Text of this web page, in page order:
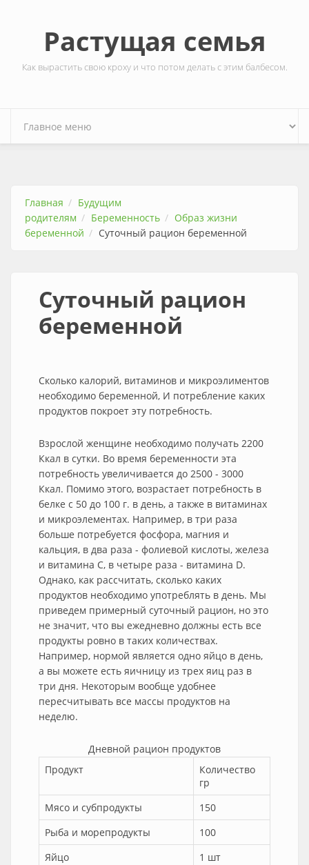
Растущая семья
Как вырастить свою кроху и что потом делать с этим балбесом.
Главная
Будущим
родителям
Беременность
Образ жизни
беременной
Суточный рацион беременной
Суточный рацион
беременной
Сколько калорий, витаминов и микроэлиментов
необходимо беременной, И потребление каких
продуктов покроет эту потребность.
Взрослой женщине необходимо получать 2200
Ккал в сутки. Во время беременности эта
потребность увеличивается до 2500 - 3000
Ккал. Помимо этого, возрастает потребность в
белке с 50 до 100 г. в день, а также в витаминах
и микроэлементах. Например, в три раза
больше потребуется фосфора, магния и
кальция, в два раза - фолиевой кислоты, железа
и витамина С, в четыре раза - витамина D.
Однако, как рассчитать, сколько каких
продуктов необходимо употреблять в день. Мы
приведем примерный суточный рацион, но это
не значит, что вы ежедневно должны есть все
продукты ровно в таких количествах.
Например, нормой является одно яйцо в день,
а вы можете есть яичницу из трех яиц раз в
три дня. Некоторым вообще удобнее
пересчитывать все массы продуктов на
неделю.
Дневной рацион продуктов
Продукт
Количество
гр
Мясо и субпродукты
150
Рыба и морепродукты
100
Яйцо
1 шт